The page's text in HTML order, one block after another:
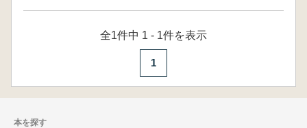
全1件中 1 - 1件を表示
1
本を探す